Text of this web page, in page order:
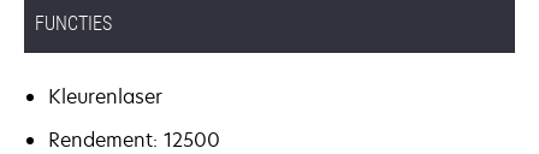
FUNCTIES
Kleurenlaser
Rendement: 12500